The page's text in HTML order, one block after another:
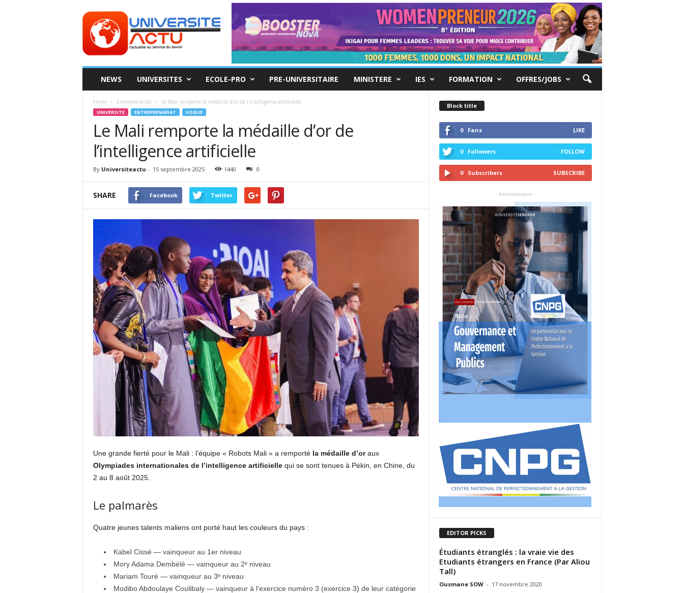
ACTU
NEWS UNIVERSITES ECOLE-PRO PRE-UNIVERSITAIRE MINISTERE IES FORMATION OFFRES/JOBS
Home Entreprenariat Le Mali remporte la médaille d’or de l’intelligence artificielle
UNIVERSITE ENTREPRENARIAT VOGUE
Le Mali remporte la médaille d’or de
l’intelligence artificielle
By Universiteactu - 15 septembre 2025 1440 0
SHARE Facebook Twitter
Une grande fierté pour le Mali : l’équipe « Robots Mali » a remporté la médaille d’oraux
Olympiades internationales de l’intelligence artificiellequi se sont tenues à Pékin, en Chine, du
2 au 8 août 2025.
Le palmarès
Quatre jeunes talents maliens ont porté haut les couleurs du pays :
Kabel Cissé — vainqueur au 1er niveau
Mory Adama Dembélé — vainqueur au 2ᵉ niveau
Mariam Touré — vainqueur au 3ᵉ niveau
Modibo Abdoulaye Coulibaly — vainqueur à l’exercice numéro 3 (exercice 3) de leur catégorie
Block title
0 Fans LIKE
0 Followers FOLLOW
0 Subscribers SUBSCRIBE
- Advertisement -
EDITOR PICKS
Étudiants étranglés : la vraie vie des
Etudiants étrangers en France (Par Aliou
Tall)
Ousmane SOW - 17 novembre 2020